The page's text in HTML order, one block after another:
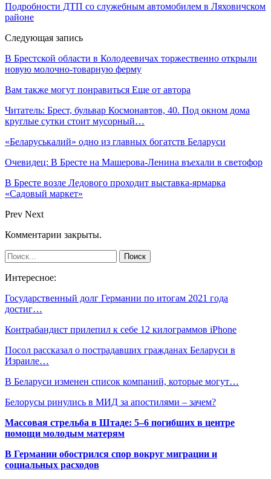
Подробности ДТП со служебным автомобилем в Ляховичском
районе
Следующая запись
В Брестской области в Колодеевичах торжественно открыли
новую молочно-товарную ферму
Вам также могут понравиться Еще от автора
Читатель: Брест, бульвар Космонавтов, 40. Под окном дома
круглые сутки стоит мусорный…
«Беларуськалий» одно из главных богатств Беларуси
Очевидец: В Бресте на Машерова-Ленина въехали в светофор
В Бресте возле Ледового проходит выставка-ярмарка
«Садовый маркет»
Prev Next
Комментарии закрыты.
Интересное:
Государственный долг Германии по итогам 2021 года
достиг…
Контрабандист прилепил к себе 12 килограммов iPhone
Посол рассказал о пострадавших гражданах Беларуси в
Израиле…
В Беларуси изменен список компаний, которые могут…
Белорусы ринулись в МИД за апостилями – зачем?
Массовая стрельба в Штаде: 5–6 погибших в центре
помощи молодым матерям
В Германии обострился спор вокруг миграции и
социальных расходов